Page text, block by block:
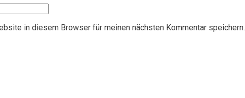
in diesem Browser für meinen nächsten Kommentar speichern.